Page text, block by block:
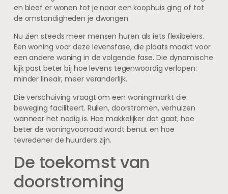
en bleef er wonen tot je naar een koophuis ging of tot
de omstandigheden je dwongen.
Nu zien steeds meer mensen huren als iets flexibelers.
Een woning voor deze levensfase, die plaats maakt voor
een andere woning in de volgende fase. Die dynamische
kijk past beter bij hoe levens tegenwoordig verlopen:
minder lineair, meer veranderlijk.
Die verschuiving vraagt om een woningmarkt die
beweging faciliteert. Ruilen, doorstromen, verhuizen
wanneer het nodig is. Hoe makkelijker dat gaat, hoe
beter de woningvoorraad wordt benut en hoe
tevredener de huurders zijn.
De toekomst van
doorstroming